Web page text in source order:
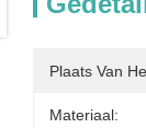
Plaats Van
Materiaal: